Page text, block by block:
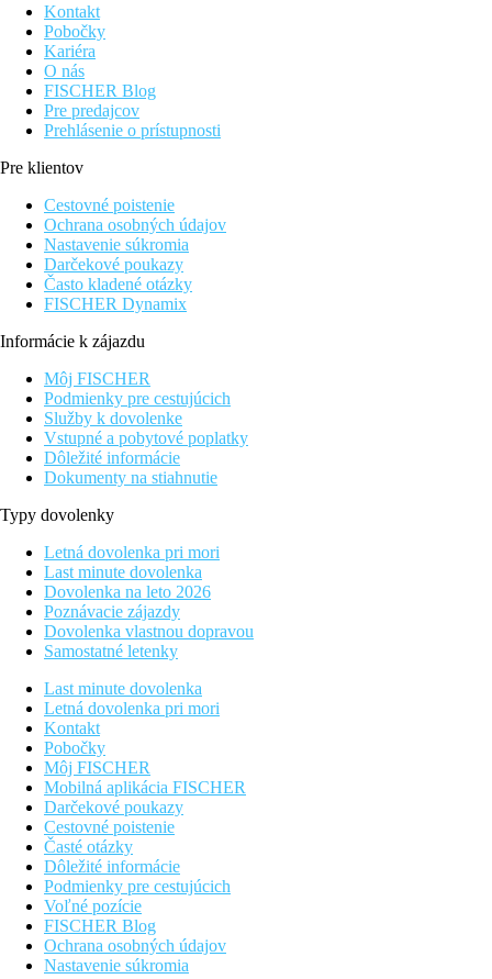
Kontakt
Pobočky
Kariéra
O nás
FISCHER Blog
Pre predajcov
Prehlásenie o prístupnosti
Pre klientov
Cestovné poistenie
Ochrana osobných údajov
Nastavenie súkromia
Darčekové poukazy
Často kladené otázky
FISCHER Dynamix
Informácie k zájazdu
Môj FISCHER
Podmienky pre cestujúcich
Služby k dovolenke
Vstupné a pobytové poplatky
Dôležité informácie
Dokumenty na stiahnutie
Typy dovolenky
Letná dovolenka pri mori
Last minute dovolenka
Dovolenka na leto 2026
Poznávacie zájazdy
Dovolenka vlastnou dopravou
Samostatné letenky
Last minute dovolenka
Letná dovolenka pri mori
Kontakt
Pobočky
Môj FISCHER
Mobilná aplikácia FISCHER
Darčekové poukazy
Cestovné poistenie
Časté otázky
Dôležité informácie
Podmienky pre cestujúcich
Voľné pozície
FISCHER Blog
Ochrana osobných údajov
Nastavenie súkromia